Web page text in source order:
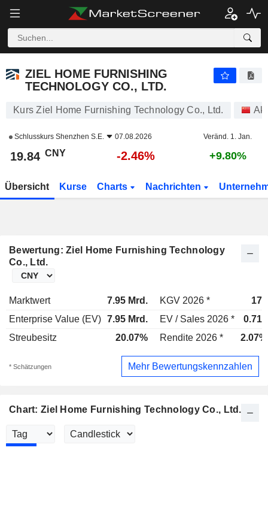
ZIEL HOME FURNISHING
TECHNOLOGY CO., LTD.
Kurs Ziel Home Furnishing Technology Co., Ltd.
Schlusskurs Shenzhen S.E. 07.08.2026 Veränd. 1. Jan.
19.84 CNY -2.46% +9.80%
Übersicht Kurse Charts Nachrichten
Bewertung: Ziel Home Furnishing Technology
Co., Ltd.
Marktwert 7.95 Mrd. KGV 2026 *
17x
Enterprise Value (EV) 7.95 Mrd. EV / Sales 2026 *
0.71x
Streubesitz
20.07% Rendite 2026 * 2.07%
* Schätzungen Mehr Bewertungskennzahlen
Chart: Ziel Home Furnishing Technology Co., Ltd.